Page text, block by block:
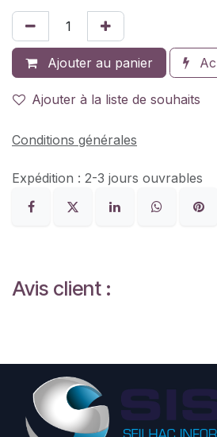
Ajouter au panier
Ajouter à la liste de souhaits
Conditions générales
Expédition : 2-3 jours ouvrables
Avis client :